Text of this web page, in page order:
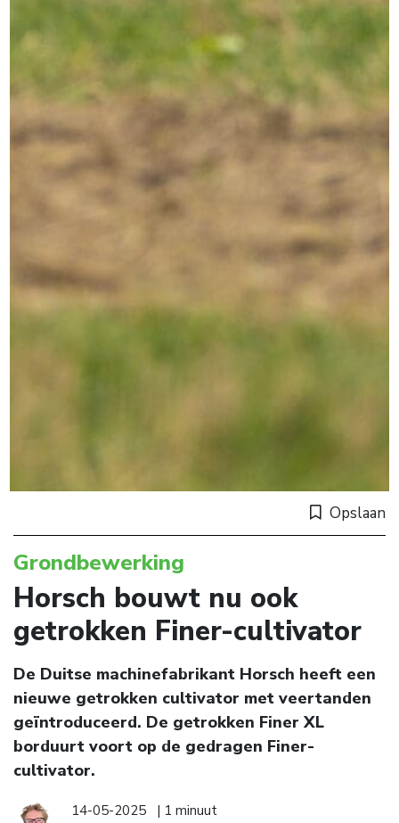
Opslaan
Grondbewerking
Horsch bouwt nu ook
getrokken Finer-cultivator
De Duitse machinefabrikant Horsch heeft een
nieuwe getrokken cultivator met veertanden
geïntroduceerd. De getrokken Finer XL
borduurt voort op de gedragen Finer-
cultivator.
14-05-2025
| 1 minuut